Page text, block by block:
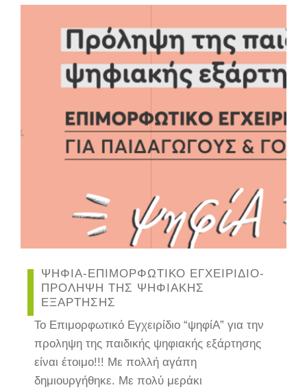
ΨΗΦΙΑ-ΕΠΙΜΟΡΦΩΤΙΚΟ ΕΓΧΕΙΡΙΔΙΟ-
ΠΡΟΛΗΨΗ ΤΗΣ ΨΗΦΙΑΚΗΣ
ΕΞΑΡΤΗΣΗΣ
Το Επιμορφωτικό Εγχειρίδιο “ψηφίΑ” για την
προληψη της παιδικής ψηφιακής εξάρτησης
είναι έτοιμο!!! Με πολλή αγάπη
δημιουργήθηκε. Με πολύ μεράκι